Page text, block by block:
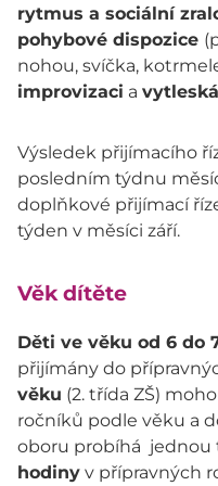
rytmus a sociální
pohybové dispozice
nohou, svíčka,
improvizaci a
Výsledek přijímacího
posledním týdnu
doplňkové přijímací
týden v měsíci září.
Věk dítěte
Děti ve věku od 6 do
přijímány do
věku (2. třída ZŠ)
ročníků podle věku a
oboru probíhá jednou
hodiny v přípravných